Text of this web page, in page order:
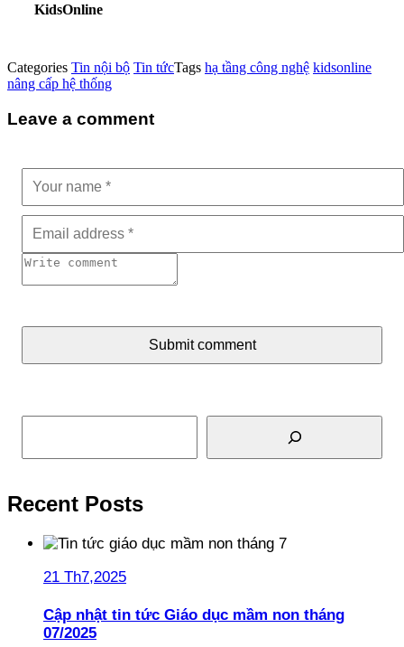
KidsOnline
Categories Tin nội bộ Tin tứcTags hạ tầng công nghệ kidsonline
nâng cấp hệ thống
Leave a comment
Submit comment
Tìm kiếm
Recent Posts
21 Th7,2025
Cập nhật tin tức Giáo dục mầm non tháng
07/2025